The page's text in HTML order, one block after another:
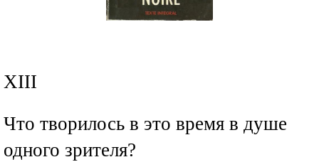
XIII
Что творилось в это время в душе
одного зрителя?